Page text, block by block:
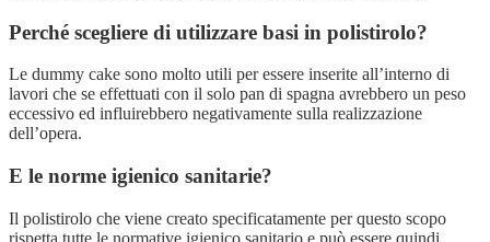
Perché scegliere di utilizzare basi in polistirolo?
Le dummy cake sono molto utili per essere inserite all’interno di
lavori che se effettuati con il solo pan di spagna avrebbero un peso
eccessivo ed influirebbero negativamente sulla realizzazione
dell’opera.
E le norme igienico sanitarie?
Il polistirolo che viene creato specificatamente per questo scopo
rispetta tutte le normative igienico sanitario e può essere quindi